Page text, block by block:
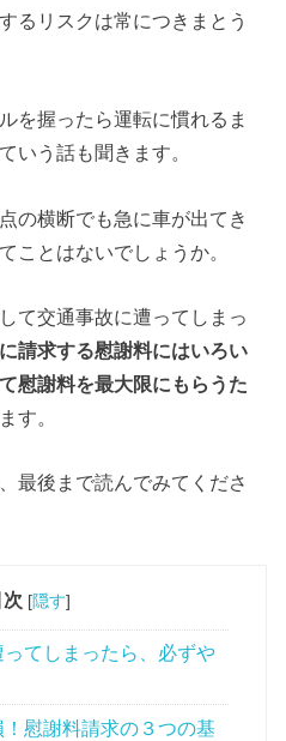
るリスクは常につきまとう
を握ったら運転に慣れるま
いう話も聞きます。
の横断でも急に車が出てき
ことはないでしょうか。
て交通事故に遭ってしまっ
請求する慰謝料にはいろい
慰謝料を最大限にもらうた
す。
最後まで読んでみてくださ
[隠す]
てしまったら、必ずや
慰謝料請求の３つの基